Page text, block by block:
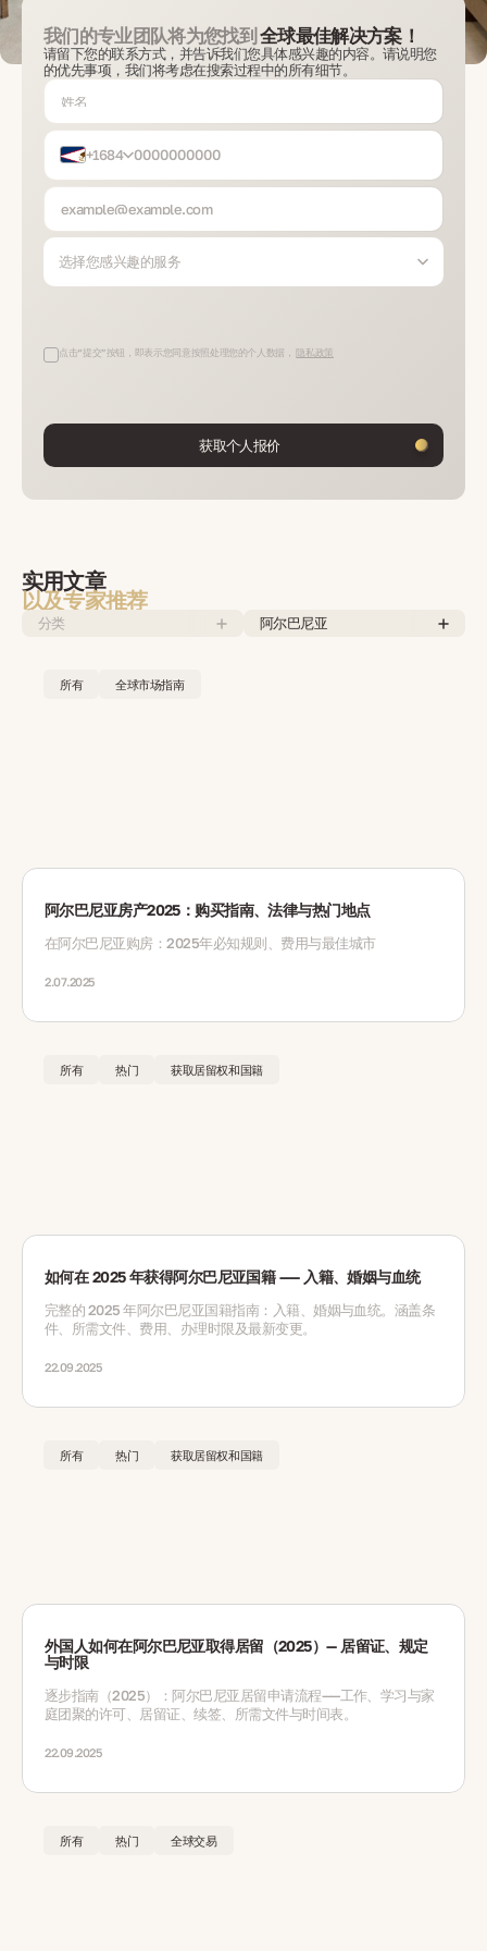
我们的专业团队将为您找到 全球最佳解决方案！
请留下您的联系方式，并告诉我们您具体感兴趣的内容。请说明您
的优先事项，我们将考虑在搜索过程中的所有细节。
+1684
选择您感兴趣的服务
点击“提交”按钮，即表示您同意按照处理您的个人数据， 隐私政策
获取个人报价
实用文章
以及专家推荐
分类 阿尔巴尼亚
所有 全球市场指南
阿尔巴尼亚房产2025：购买指南、法律与热门地点
在阿尔巴尼亚购房：2025年必知规则、费用与最佳城市
2.07.2025
所有 热门 获取居留权和国籍
如何在 2025 年获得阿尔巴尼亚国籍 —— 入籍、婚姻与血统
完整的 2025 年阿尔巴尼亚国籍指南：入籍、婚姻与血统。涵盖条
件、所需文件、费用、办理时限及最新变更。
22.09.2025
所有 热门 获取居留权和国籍
外国人如何在阿尔巴尼亚取得居留（2025）— 居留证、规定
与时限
逐步指南（2025）：阿尔巴尼亚居留申请流程——工作、学习与家
庭团聚的许可、居留证、续签、所需文件与时间表。
22.09.2025
所有 热门 全球交易